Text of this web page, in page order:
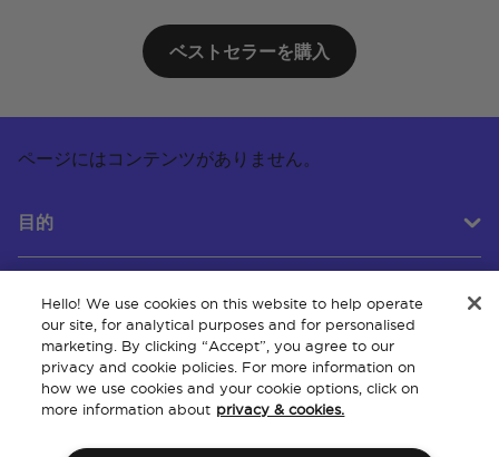
ベストセラーを購入
ページにはコンテンツがありません。
目的
カスタマーサービス
会社概要
Hello! We use cookies on this website to help operate
our site, for analytical purposes and for personalised
marketing. By clicking “Accept”, you agree to our
privacy and cookie policies. For more information on
how we use cookies and your cookie options, click on
more information about privacy & cookies.